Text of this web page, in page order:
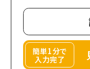
簡単1分で
入力完了